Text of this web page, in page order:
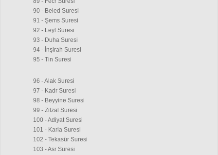
90 - Beled Suresi
91 - Şems Suresi
92 - Leyl Suresi
93 - Duha Suresi
94 - İnşirah Suresi
95 - Tin Suresi
96 - Alak Suresi
97 - Kadr Suresi
98 - Beyyine Suresi
99 - Zilzal Suresi
100 - Adiyat Suresi
101 - Karia Suresi
102 - Tekasür Suresi
103 - Asr Suresi